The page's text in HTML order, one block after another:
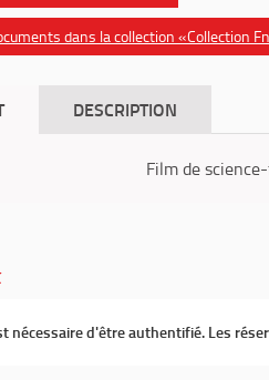
dans la collection «Collection
DESCRIPTION
Film de
nécessaire d'être authentifié. Les